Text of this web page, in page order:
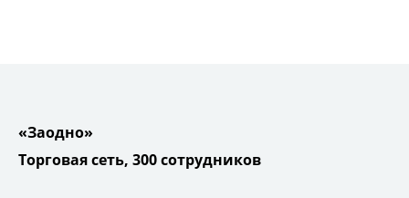
«Заодно»
Торговая сеть, 300 сотрудников